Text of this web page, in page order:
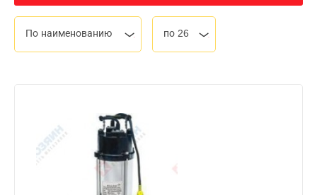
По наименованию по 26